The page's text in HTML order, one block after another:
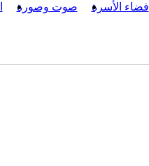
فضاء الأسرة صوت وصورة